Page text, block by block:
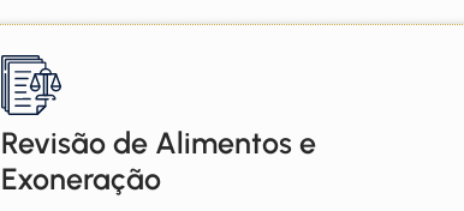
Revisão de Alimentos e
Exoneração